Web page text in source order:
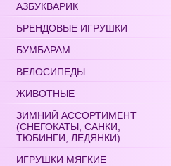
АЗБУКВАРИК
БРЕНДОВЫЕ ИГРУШКИ
БУМБАРАМ
ВЕЛОСИПЕДЫ
ЖИВОТНЫЕ
ЗИМНИЙ АССОРТИМЕНТ
(СНЕГОКАТЫ, САНКИ,
ТЮБИНГИ, ЛЕДЯНКИ)
ИГРУШКИ МЯГКИЕ